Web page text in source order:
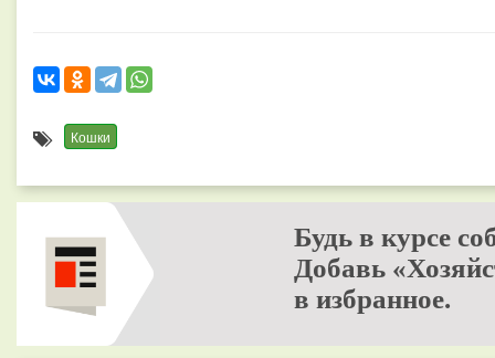
Кошки
Будь в курсе
Добавь
в избранное.